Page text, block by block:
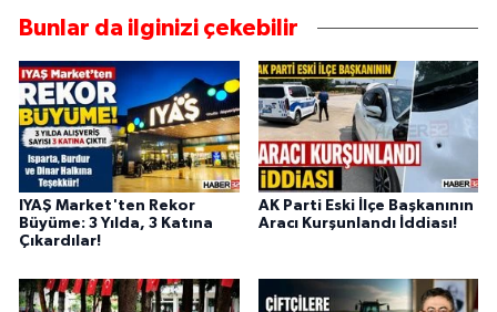
Bunlar da ilginizi çekebilir
IYAŞ Market'ten Rekor
Büyüme: 3 Yılda, 3 Katına
Çıkardılar!
AK Parti Eski İlçe Başkanının
Aracı Kurşunlandı İddiası!